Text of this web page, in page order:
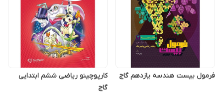
فرمول بیست هندسه یازدهم گاج
کارپوچینو ریاضی ششم ابتدایی
گاج